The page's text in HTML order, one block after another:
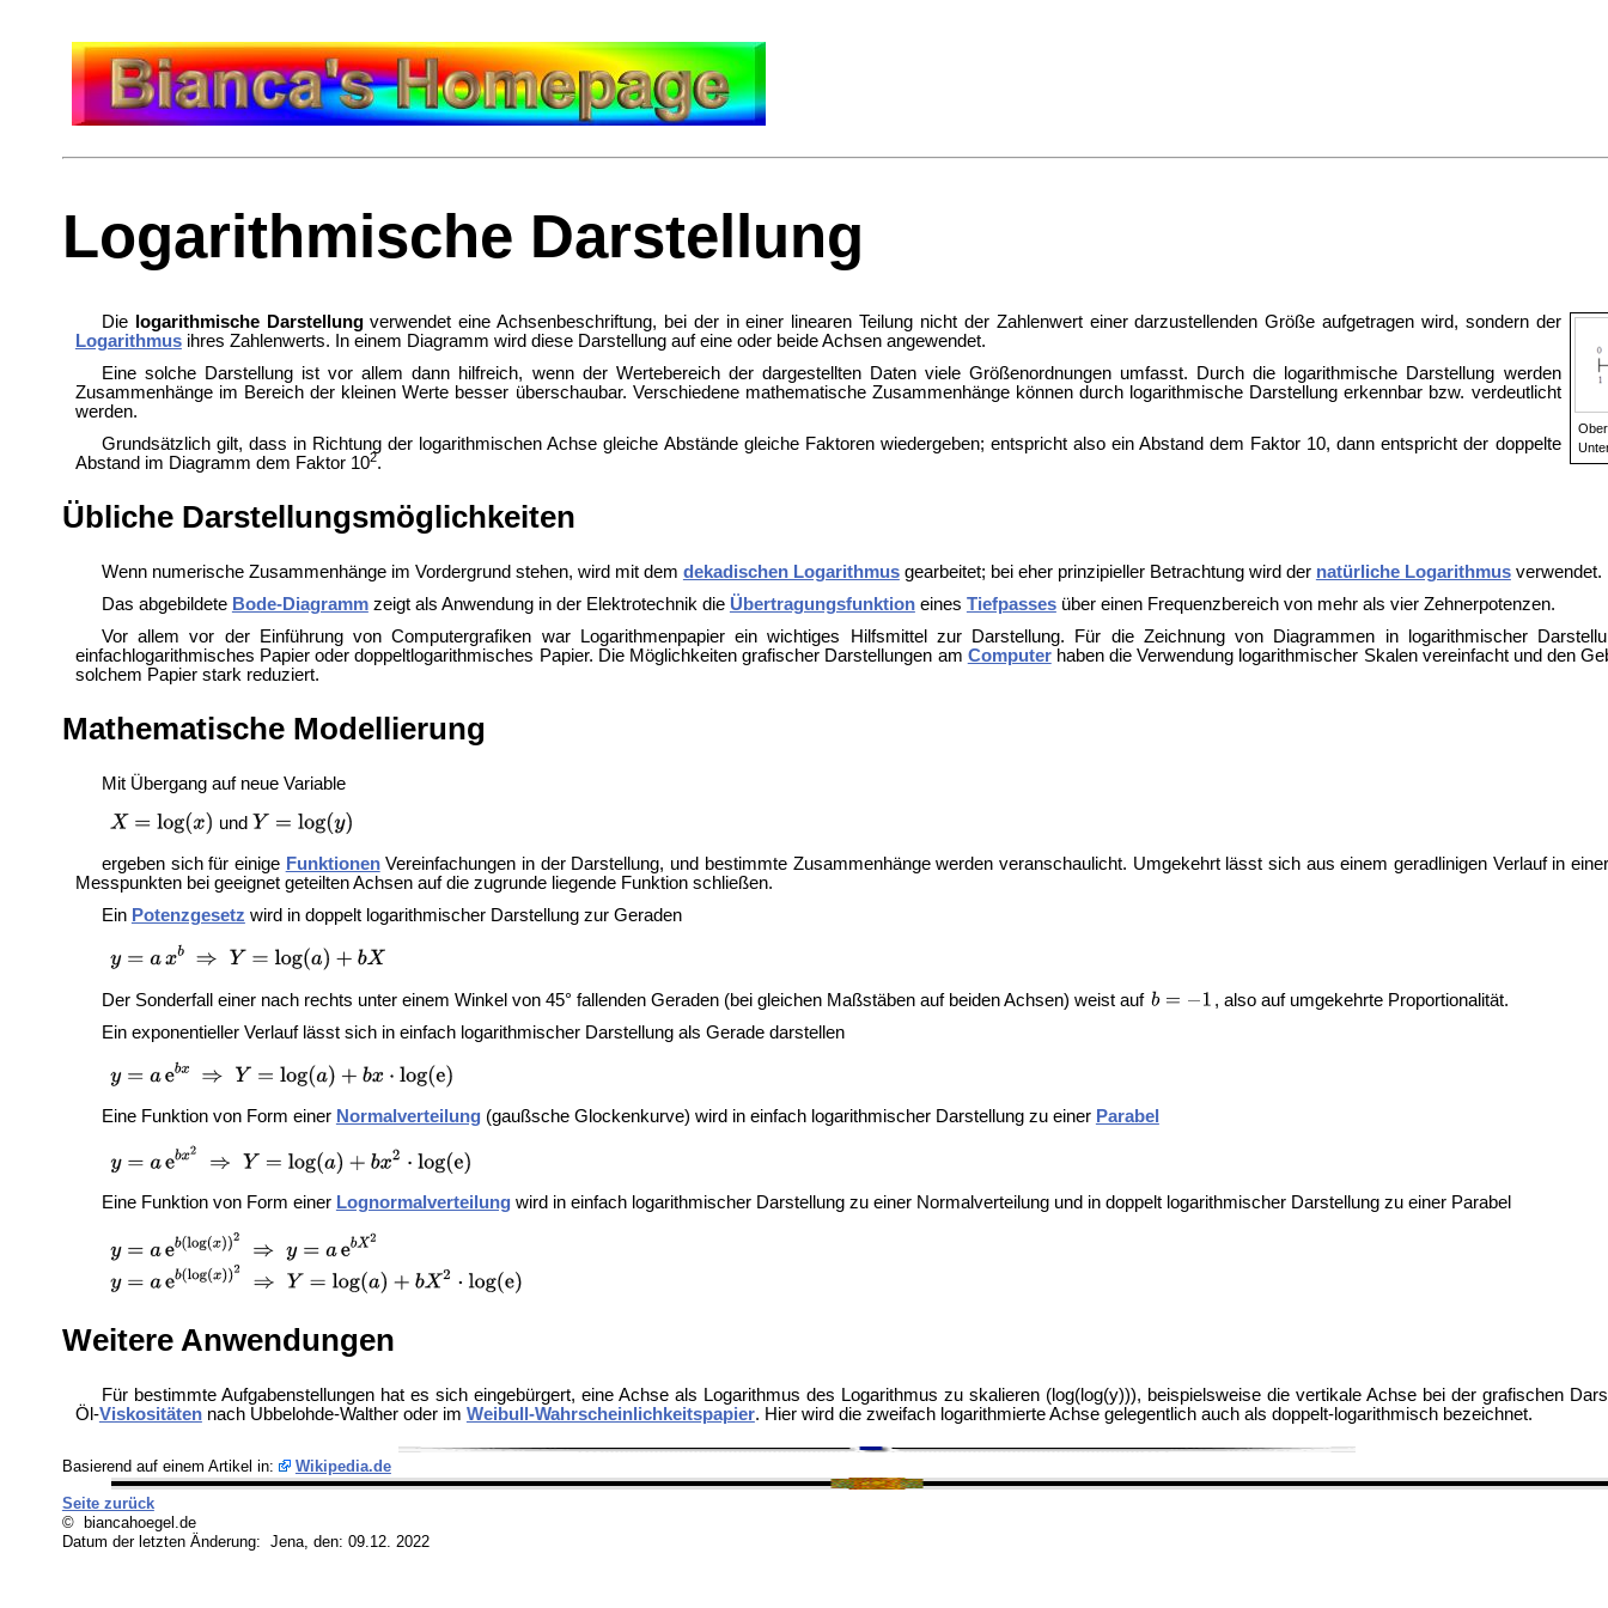
Logarithmische Darstellung
Die logarithmische Darstellungverwendet eineAchsenbeschriftung, bei der in einer linearen Teilung nicht der Zahlenwert einer darzustellenden Größe aufgetragen wird, sondern der
Logarithmusihres Zahlenwerts. In einem Diagramm wird diese Darstellung auf eine oder beide Achsen angewendet.
Eine solche Darstellung ist vor allem dann hilfreich, wenn der Wertebereich der dargestellten Daten vieleGrößenordnungen umfasst. Durch die logarithmische Darstellung werden
Zusammenhänge im Bereich der kleinen Werte besser überschaubar. Verschiedene mathematische Zusammenhänge können durch logarithmische Darstellung erkennbar bzw. verdeutlicht
werden.
Grundsätzlich gilt, dass in Richtung der logarithmischen Achse gleiche Abstände gleiche Faktoren wiedergeben; entspricht also ein Abstand dem Faktor 10, dann entspricht der doppelte
Abstand im Diagramm dem Faktor 102.
Übliche Darstellungsmöglichkeiten
Wenn numerische Zusammenhänge im Vordergrund stehen, wird mit dem dekadischen Logarithmusgearbeitet; bei eher prinzipieller Betrachtung wird der natürliche Logarithmusverwendet.
Das abgebildete Bode-Diagrammzeigt als Anwendung in der Elektrotechnik die Übertragungsfunktioneines Tiefpassesüber einen Frequenzbereich von mehr als vier Zehnerpotenzen.
Vor allem vor der Einführung von Computergrafiken war
Logarithmenpapier ein wichtiges Hilfsmittel zur Darstellung. Für die Zeichnung von Diagrammen in logarithmischer
einfachlogarithmisches Papier oderdoppeltlogarithmisches Papier. Die Möglichkeiten grafischer Darstellungen am Computerhaben die Verwendung logarithmischer Skalen vereinfacht und den
solchem Papier stark reduziert.
Mathematische Modellierung
Mit Übergang auf neue Variable
und
ergeben sich für einige FunktionenVereinfachungen in der Darstellung, und bestimmte Zusammenhänge werden veranschaulicht. Umgekehrt lässt sich aus einem geradlinigen Verlauf in
Messpunkten bei geeignet geteilten Achsen auf die zugrunde liegende Funktion schließen.
Ein Potenzgesetz wird in doppelt logarithmischer Darstellung zur Geraden
Der Sonderfall einer nach rechts unter einem Winkel von 45° fallenden Geraden (bei gleichen Maßstäben auf beiden Achsen) weist auf
, also auf umgekehrte Proportionalität.
Ein exponentieller Verlauf lässt sich in einfach logarithmischer Darstellung als Gerade darstellen
Eine Funktion von Form einer Normalverteilung(gaußsche Glockenkurve) wird in einfach logarithmischer Darstellung zu einer Parabel
Eine Funktion von Form einer Lognormalverteilungwird in einfach logarithmischer Darstellung zu einer Normalverteilung und in doppelt logarithmischer Darstellung zu einer Parabel
Weitere Anwendungen
Für bestimmte Aufgabenstellungen hat es sich eingebürgert, eine Achse als Logarithmus des Logarithmus zu skalieren (log(log(y))), beispielsweise die vertikale Achse bei der grafischen
Öl-Viskositätennach Ubbelohde-Walther oder im Weibull-Wahrscheinlichkeitspapier. Hier wird die zweifach logarithmierte Achse gelegentlich auch als doppelt-logarithmisch bezeichnet.
Basierend auf einem Artikel in: Wikipedia.de
Seite zurück
© biancahoegel.de
Datum der letzten Änderung: Jena, den: 09.12. 2022